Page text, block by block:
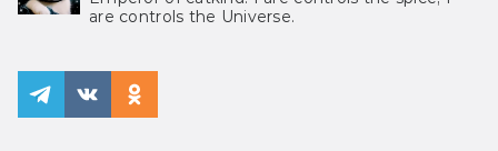
are controls the Universe.